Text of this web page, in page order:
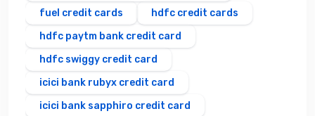
fuel credit cards
hdfc credit cards
hdfc paytm bank credit card
hdfc swiggy credit card
icici bank rubyx credit card
icici bank sapphiro credit card